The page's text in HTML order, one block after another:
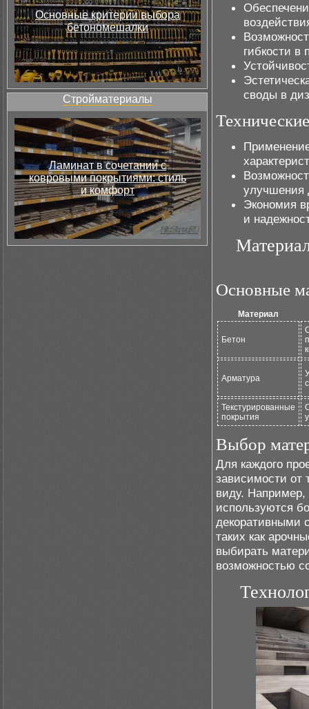
Основные критерии выбора
бетономешалки
Стройматериалы
Ламинат в сочетании с
ковровыми покрытиями: стиль
и комфорт
гибкости в
своды в
улучшения
Экономия
и
Основные
Материал
Бетон
Арматура
Текстурированные
покрытия
Выбор
Для каждого
зависимости от
виду.
используются
декоративными
таких как
выбирать
возможностью